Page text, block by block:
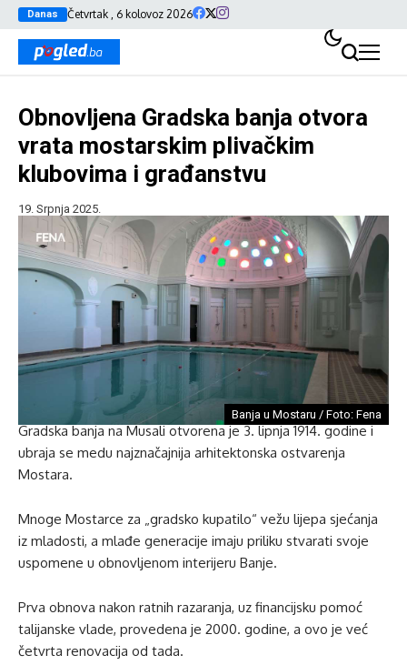
Danas Četvrtak , 6 kolovoz 2026
Obnovljena Gradska banja otvora
vrata mostarskim plivačkim
klubovima i građanstvu
19. Srpnja 2025.
Banja u Mostaru / Foto: Fena
Gradska banja na Musali otvorena je 3. lipnja 1914. godine i
ubraja se medu najznačajnija arhitektonska ostvarenja
Mostara.
Mnoge Mostarce za „gradsko kupatilo“ vežu lijepa sjećanja
iz mladosti, a mlađe generacije imaju priliku stvarati svoje
uspomene u obnovljenom interijeru Banje.
Prva obnova nakon ratnih razaranja, uz financijsku pomoć
talijanske vlade, provedena je 2000. godine, a ovo je već
četvrta renovacija od tada.